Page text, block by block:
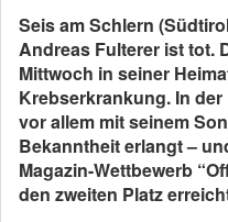
Seis am Schlern
Andreas Fulterer ist tot.
Mittwoch in seiner
Krebserkrankung. In
vor allem mit seinem
Bekanntheit erlangt –
Magazin-Wettbewerb
den zweiten Platz